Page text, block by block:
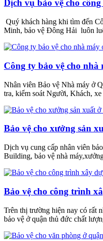
Dịch vụ bảo vệ cho
Quý khách hàng khi tìm đến
Minh, bảo vệ Đông Hải luôn
Công ty bảo vệ cho
Nhân viên Bảo vệ Nhà máy ở
tra, kiểm soát Người, Khách,
Bảo vệ cho xưởng sản
Dịch vụ cung cấp nhân viên
Building, bảo vệ nhà
Bảo vệ cho công trình
Trên thị trường hiện nay có rất
bảo vệ ở quận thủ đức chất